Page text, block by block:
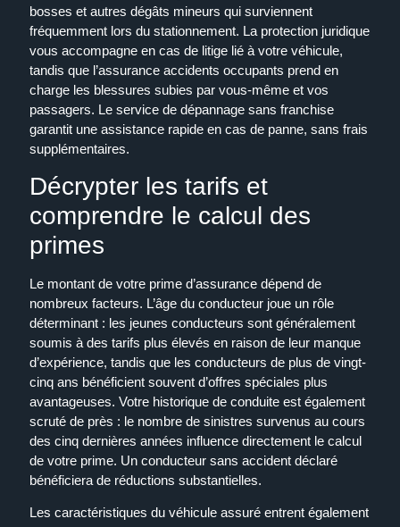
bosses et autres dégâts mineurs qui surviennent
fréquemment lors du stationnement. La protection juridique
vous accompagne en cas de litige lié à votre véhicule,
tandis que l’assurance accidents occupants prend en
charge les blessures subies par vous-même et vos
passagers. Le service de dépannage sans franchise
garantit une assistance rapide en cas de panne, sans frais
supplémentaires.
Décrypter les tarifs et
comprendre le calcul des
primes
Le montant de votre prime d’assurance dépend de
nombreux facteurs. L’âge du conducteur joue un rôle
déterminant : les jeunes conducteurs sont généralement
soumis à des tarifs plus élevés en raison de leur manque
d’expérience, tandis que les conducteurs de plus de vingt-
cinq ans bénéficient souvent d’offres spéciales plus
avantageuses. Votre historique de conduite est également
scruté de près : le nombre de sinistres survenus au cours
des cinq dernières années influence directement le calcul
de votre prime. Un conducteur sans accident déclaré
bénéficiera de réductions substantielles.
Les caractéristiques du véhicule assuré entrent également